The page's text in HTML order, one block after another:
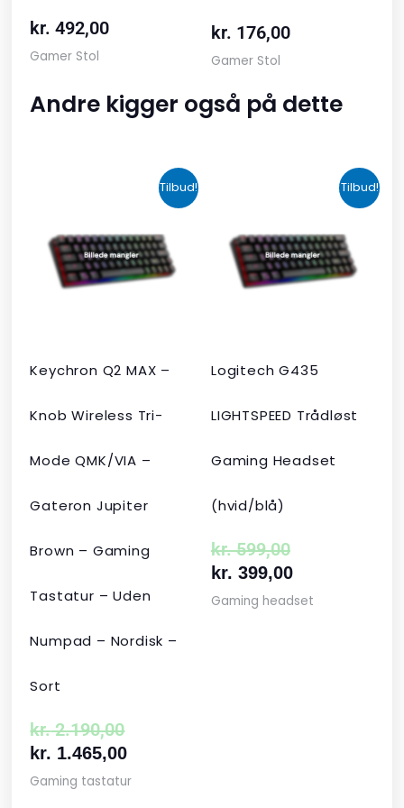
kr. 492,00
Gamer Stol
kr. 176,00
Gamer Stol
Andre kigger også på dette
Tilbud!
Keychron Q2 MAX –
Knob Wireless Tri-
Mode QMK/VIA –
Gateron Jupiter
Brown – Gaming
Tastatur – Uden
Numpad – Nordisk –
Sort
kr.2.190,00
oprindelige
pris
var:
kr. 2.190,00.
kr. 1.465,00
Den
aktuelle
pris
er:
kr. 1.465,00.
Gaming tastatur
Tilbud!
Logitech G435
LIGHTSPEED Trådløst
Gaming Headset
(hvid/blå)
kr.599,00
oprindelige
pris
var:
kr. 599,00.
kr. 399,00
aktuelle
pris
er:
kr. 399,00.
Gaming headset